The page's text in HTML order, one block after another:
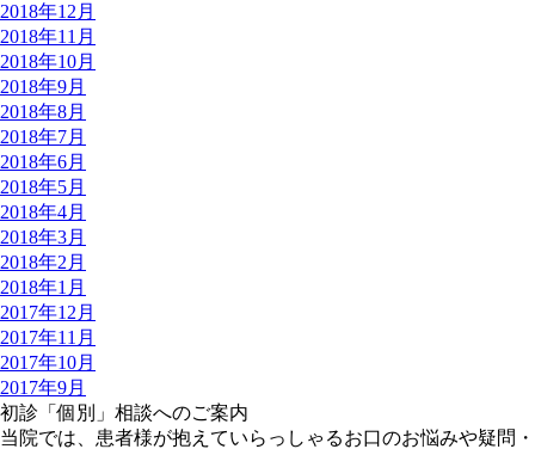
2018年12月
2018年11月
2018年10月
2018年9月
2018年8月
2018年7月
2018年6月
2018年5月
2018年4月
2018年3月
2018年2月
2018年1月
2017年12月
2017年11月
2017年10月
2017年9月
初診「個別」相談へのご案内
当院では、患者様が抱えていらっしゃるお口のお悩みや疑問・